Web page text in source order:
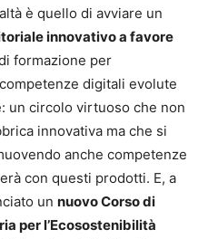
è quello di avviare un
innovativo a favore
formazione per
digitali evolute
un circolo virtuoso che non
innovativa ma che si
anche competenze
con questi prodotti. E, a
un nuovo Corso di
per l’Ecosostenibilità